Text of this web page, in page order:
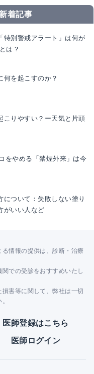
着記事
特別警戒アラート」は何が
は？
何を起こすのか？
こりやすい？ー天気と片頭
をやめる「禁煙外来」は今
について：失敗しない塗り
がいい人など
情報の提供は、診断・治療
での受診をおすすめいたし
害等に関して、弊社は一切
医師登録はこちら
医師ログイン